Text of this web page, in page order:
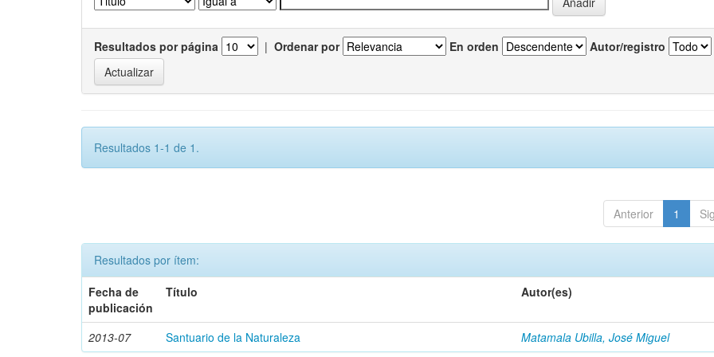
Resultados por página | Ordenar por En orden Autor/registro
Resultados 1-1 de 1.
Anterior 1
Resultados por ítem:
Fecha de
publicación
Título Autor(es)
2013-07 Santuario de la Naturaleza Matamala Ubilla, José Miguel